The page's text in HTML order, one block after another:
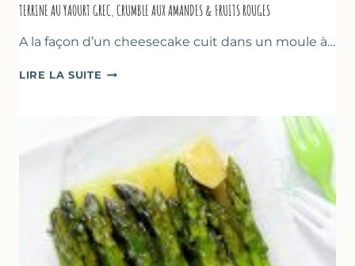
TERRINE AU YAOURT GREC, CRUMBLE AUX AMANDES & FRUITS ROUGES
A la façon d’un cheesecake cuit dans un moule à…
LIRE LA SUITE TERRINE
GREC,
AMANDES
&
FRUITS
ROUGES